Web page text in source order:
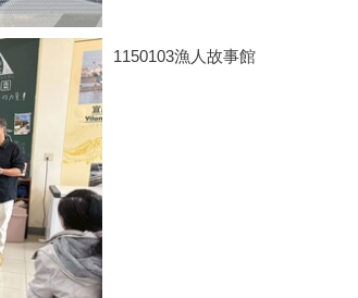
1150103漁人故事館